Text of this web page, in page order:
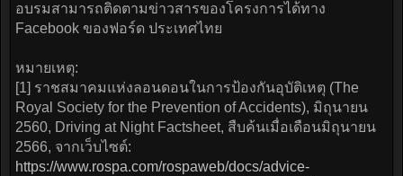
อบรมสามารถติดตามข่าวสารของโครงการได้ทาง
Facebook ของฟอร์ด ประเทศไทย
หมายเหตุ:
[1] ราชสมาคมแห่งลอนดอนในการป้องกันอุบัติเหตุ (The
Royal Society for the Prevention of Accidents), มิถุนายน
2560, Driving at Night Factsheet, สืบค้นเมื่อเดือนมิถุนายน
2566, จากเว็บไซต์:
https://www.rospa.com/rospaweb/docs/advice-